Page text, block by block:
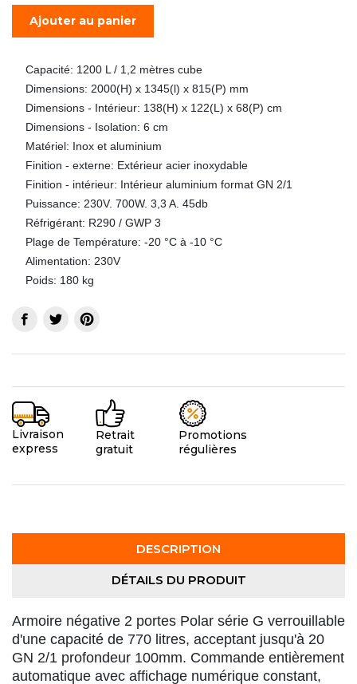
Ajouter au panier
Capacité: 1200 L / 1,2 mètres cube
Dimensions: 2000(H) x 1345(l) x 815(P) mm
Dimensions - Intérieur: 138(H) x 122(L) x 68(P) cm
Dimensions - Isolation: 6 cm
Matériel: Inox et aluminium
Finition - externe: Extérieur acier inoxydable
Finition - intérieur: Intérieur aluminium format GN 2/1
Puissance: 230V. 700W. 3,3 A. 45db
Réfrigérant: R290 / GWP 3
Plage de Température: -20 °C à -10 °C
Alimentation: 230V
Poids: 180 kg
Livraison
express
Retrait
gratuit
Promotions
régulières
DESCRIPTION
DÉTAILS DU PRODUIT
Armoire négative 2 portes Polar série G verrouillable
d'une capacité de 770 litres, acceptant jusqu'à 20
GN 2/1 profondeur 100mm. Commande entièrement
automatique avec affichage numérique constant,